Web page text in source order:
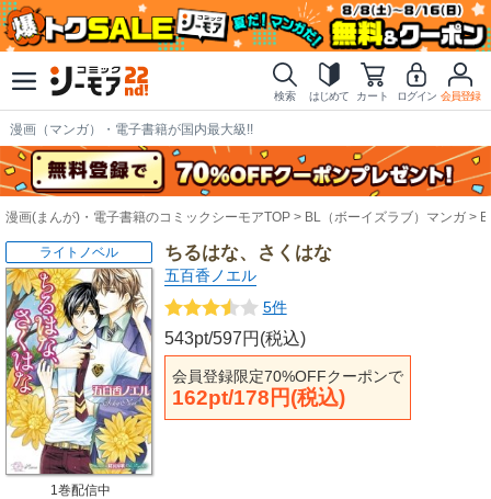
検索 はじめて カート ログイン 会員登録
漫画（マンガ）・電子書籍が国内最大級!!
漫画(まんが)・電子書籍のコミックシーモアTOP BL（ボーイズラブ）マンガ
ちるはな、さくはな
五百香ノエル
5件
543pt/597円(税込)
会員登録限定70%OFFクーポンで
162pt/178円(税込)
ライトノベル
1巻配信中